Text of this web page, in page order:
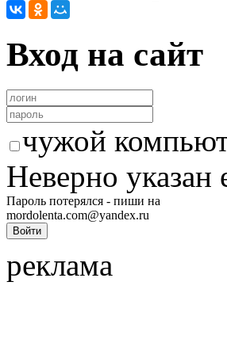
Вход на сайт
чужой
Неверно указан
Пароль потерялся - пиши на
mordolenta.com@yandex.ru
реклама